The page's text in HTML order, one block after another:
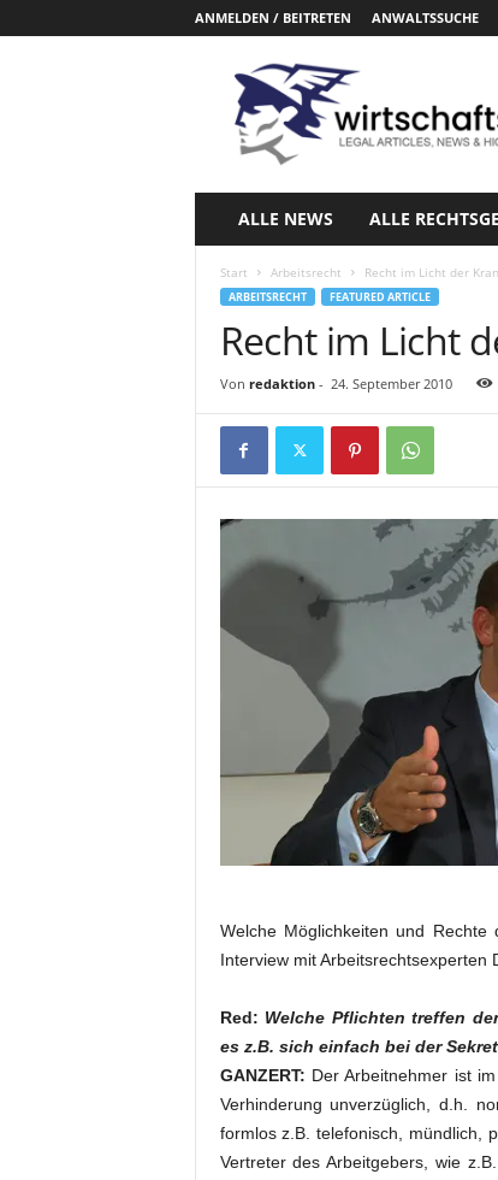
ANMELDEN / BEITRETEN ANWALTSSUCHE
a
t
ALLE NEWS ALLE
Start Arbeitsrecht Recht im Licht der
ARBEITSRECHT FEATURED ARTICLE
Recht im Licht
Von redaktion- 24. September 2010
Welche Möglichkeiten und
Interview mit Arbeitsrechtsexperten
Red: Welche Pflichten treffen
es z.B. sich einfach bei der
GANZERT: Der Arbeitnehmer ist
Verhinderung unverzüglich, d.h.
formlos z.B. telefonisch, mündlich,
Vertreter des Arbeitgebers, wie